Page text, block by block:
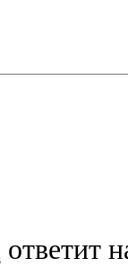
ответит